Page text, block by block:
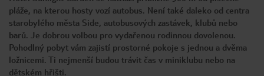
pláže, na kterou hosty vozí autobus. Není také daleko od centra
starobylého města Side, autobusových zastávek, klubů nebo
barů. Je dobrou volbou pro vydařenou rodinnou dovolenou.
Pohodlný pobyt vám zajistí prostorné pokoje s jednou a dvěma
ložnicemi. Ti nejmenší budou trávit čas v miniklubu nebo na
dětském hřišti.